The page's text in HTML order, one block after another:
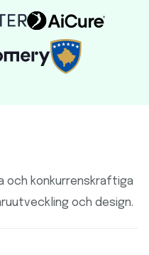
och konkurrenskraftiga
och design.